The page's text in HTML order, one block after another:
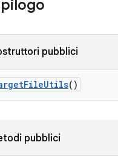
pubblici
FileUtils()
pubblici